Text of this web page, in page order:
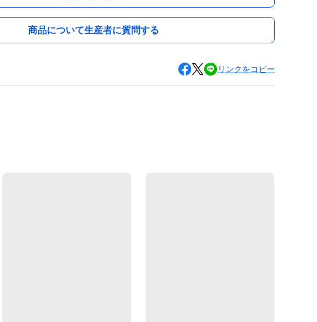
商品について生産者に質問する
リンクをコピー